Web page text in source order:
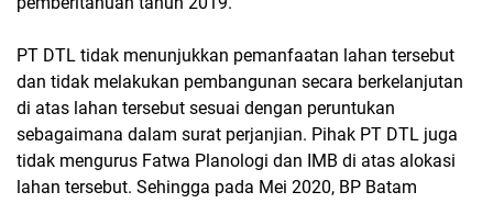
PT DTL tidak menunjukkan pemanfaatan lahan tersebut
dan tidak melakukan pembangunan secara berkelanjutan
di atas lahan tersebut sesuai dengan peruntukan
sebagaimana dalam surat perjanjian. Pihak PT DTL juga
tidak mengurus Fatwa Planologi dan IMB di atas alokasi
lahan tersebut. Sehingga pada Mei 2020, BP Batam